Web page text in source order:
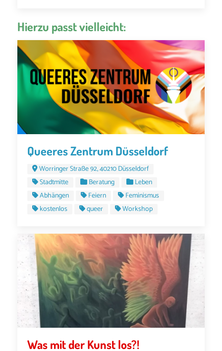
Hierzu passt vielleicht:
Queeres Zentrum Düsseldorf
Worringer Straße 92, 40210 Düsseldorf
Stadtmitte
Beratung
Leben
Abhängen
Feiern
Feminismus
kostenlos
queer Workshop
Was mit der Kunst los?!